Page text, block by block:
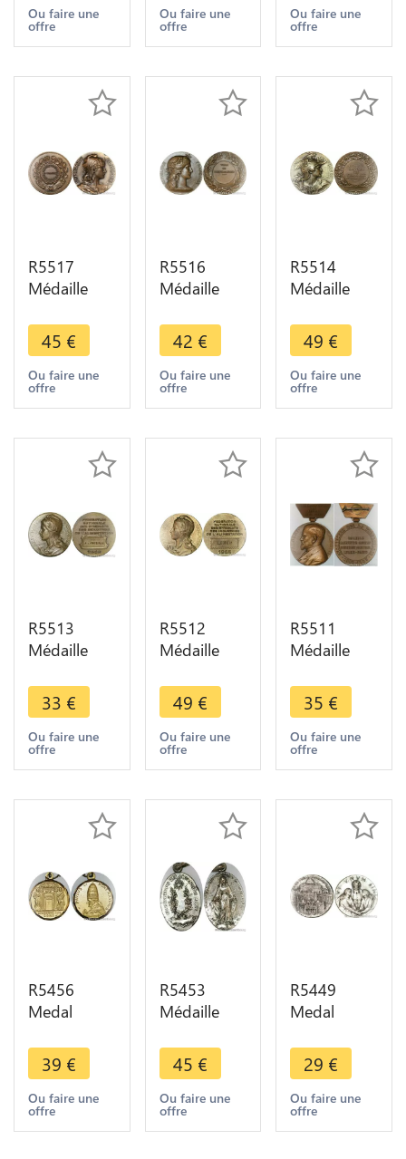
Jacques
Chirac 7
SPL
Ou faire une
offre
Saint-
Nicolas
Praha AU -
Ou faire une
offre
Archéologique
Forez
Ailé SUP
Ou faire une
offre
R5517
Médaille
République
Française
Commerce
Mr Hubert
AU
45 €
Ou faire une
offre
R5516
Médaille
République
Française
Perreux-sur-
Marne
AU
42 €
Ou faire une
offre
R5514
Médaille
Casqué
Comité
Central
Chambres
Roudaut
49 €
Ou faire une
offre
R5513
Médaille
Industries
Alimentation
1949
Rasumny
Make offer
33 €
Ou faire une
offre
R5512
Médaille
Nationale
Insdustries
Alimentation
1965
SUP
49 €
Ou faire une
offre
R5511
Médaille
Pasteur Lille
1898 1948
Dr Calmette
Turberculose
35 €
Ou faire une
offre
R5456
Medal
Vatican
Paulus VI
Anno
Sancto
39 €
Ou faire une
offre
R5453
Médaille
des Enfants
de Vierge
Marie
Silvered ->
45 €
Ou faire une
offre
R5449
Medal
Vatican
Anno Jubilai
Romae
1975
29 €
Ou faire une
offre